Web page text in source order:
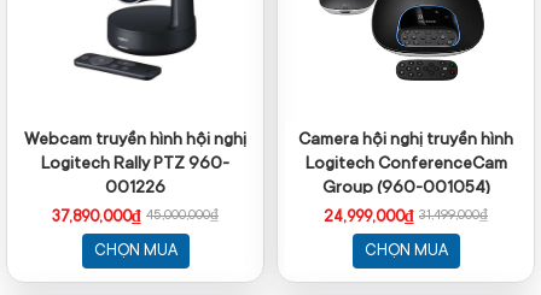
Webcam truyền hình hội nghị
Logitech Rally PTZ 960-
001226
37,890,000₫ 45,000,000₫
CHỌN MUA
Camera hội nghị truyền hình
Logitech ConferenceCam
Group (960-001054)
24,999,000₫ 31,499,000₫
CHỌN MUA